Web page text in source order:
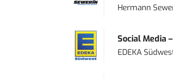
Hermann
Social Media
EDEKA